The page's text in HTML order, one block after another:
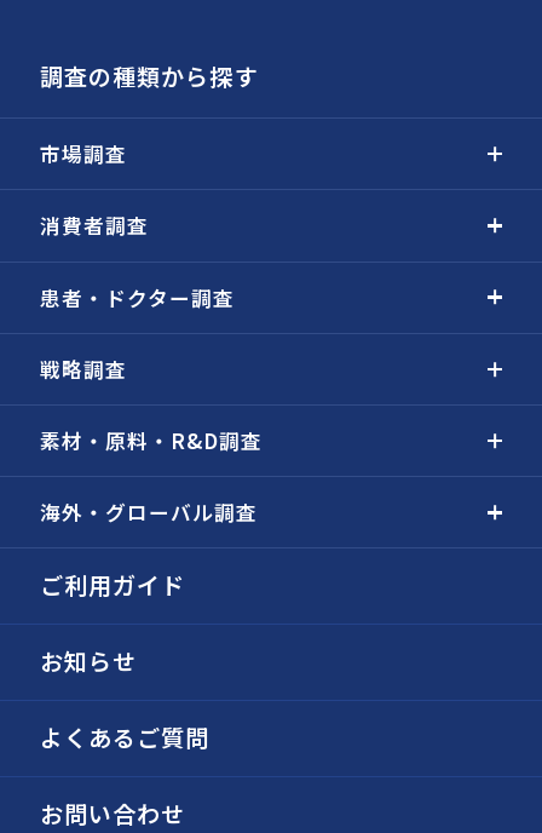
調査の種類から探す
市場調査
消費者調査
患者・ドクター調査
戦略調査
素材・原料・R&D調査
海外・グローバル調査
ご利用ガイド
お知らせ
よくあるご質問
お問い合わせ